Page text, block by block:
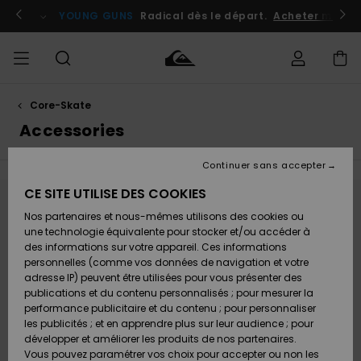
de
grille
des
produits
Se connecter / s'inscrire
YOUNG GUNS Radical dès le départ. Acheter
HOMME
Chaussures
& Tongs
Surf
Snow
Chaussures
& Tongs
Surf
Snow
FEMME
A
Découvrir
Snow
SURF
Shop
Surf
Shop
Enfant
Highlights
Communauté
SNOW
Shop
Snow
Shop
Enfant
Snow
Shop
Femme
OUTLET
Homme
Enfant
Outlet
Femme
commande
Retours
Paiement
Carte
Cadeau
Core-Skate
Accessories
Ne partez pas trop loin, nos produits seront
bientôt de retour
Oups, nous n'avons trouvé aucun résultat
pour votre recherche.
Pas de souci ! Essayez avec d'autres mots ou explorez nos
catégories pour trouver ce que vous cherchez.
CE SITE UTILISE DES COOKIES
Nos partenaires et nous-mêmes utilisons des cookies ou
une technologie équivalente pour stocker et/ou accéder à
des informations sur votre appareil. Ces informations
personnelles (comme vos données de navigation et votre
adresse IP) peuvent être utilisées pour vous présenter des
publications et du contenu personnalisés ; pour mesurer la
performance publicitaire et du contenu ; pour personnaliser
les publicités ; et en apprendre plus sur leur audience ; pour
développer et améliorer les produits de nos partenaires.
Vous pouvez paramétrer vos choix pour accepter ou non les
Continuer sans accepter